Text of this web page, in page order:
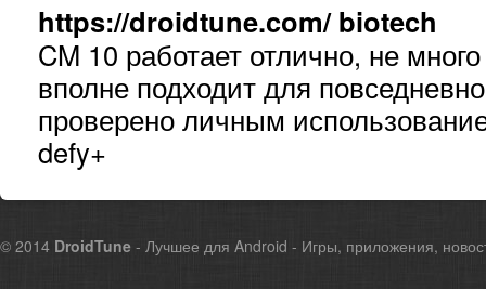
https://droidtune.com/biotech
CM 10 работает отлично, не
вполне подходит для
проверено личным
defy+
© 2014 DroidTune - Лучшее для Android - Игры, приложения,